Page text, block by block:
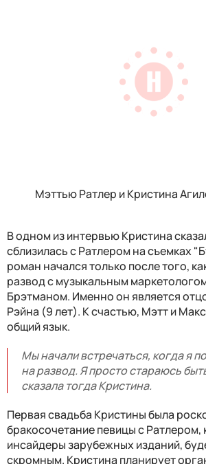
Мэттью Ратлер и Кристина
В одном из интервью Кристина
сблизилась с Ратлером на съемках
роман начался только после того,
развод с музыкальным
Брэтманом. Именно он является
Рэйна (9 лет). К счастью, Мэтт и
общий язык.
Мы начали встречаться, когда я
на развод. Я просто стараюсь
сказала тогда Кристина.
Первая свадьба Кристины была
бракосочетание певицы с Ратлером,
инсайдеры зарубежных изданий,
скромным. Кристина планирует